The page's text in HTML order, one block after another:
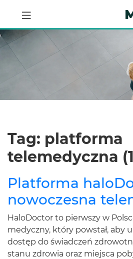
Tag: platforma
telemedyczna
Platforma
nowoczesna
HaloDoctor to pierwszy w
medyczny, który powstał, aby
dostęp do świadczeń
stanu zdrowia oraz miejsca